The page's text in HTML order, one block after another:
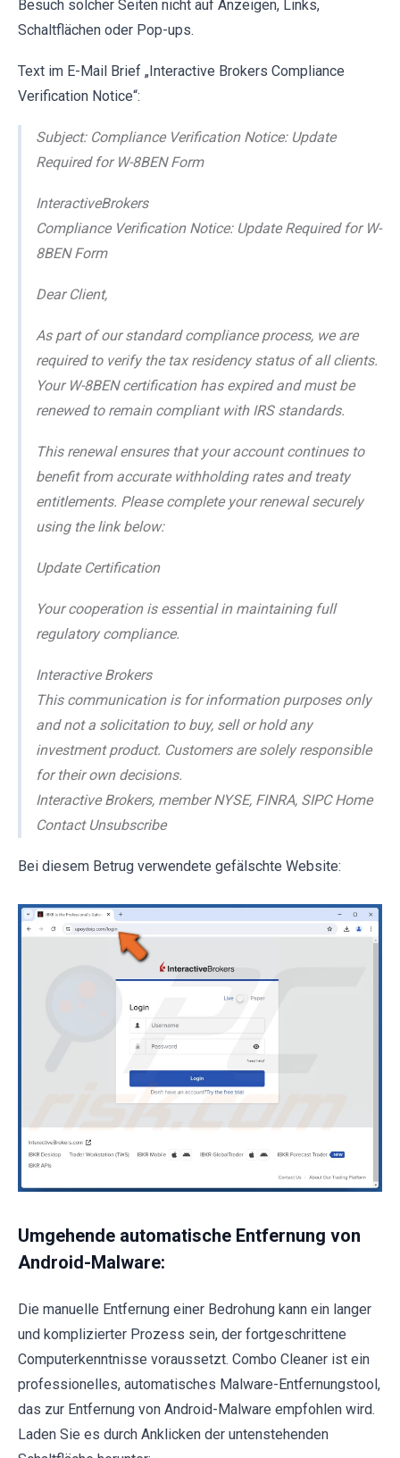
Besuch solcher Seiten nicht auf Anzeigen, Links,
Schaltflächen oder Pop-ups.
Text im E-Mail Brief „Interactive Brokers Compliance
Verification Notice“:
Subject: Compliance Verification Notice: Update
Required for W-8BEN Form
InteractiveBrokers
Compliance Verification Notice: Update Required for W-
8BEN Form
Dear Client,
As part of our standard compliance process, we are
required to verify the tax residency status of all clients.
Your W-8BEN certification has expired and must be
renewed to remain compliant with IRS standards.
This renewal ensures that your account continues to
benefit from accurate withholding rates and treaty
entitlements. Please complete your renewal securely
using the link below:
Update Certification
Your cooperation is essential in maintaining full
regulatory compliance.
Interactive Brokers
This communication is for information purposes only
and not a solicitation to buy, sell or hold any
investment product. Customers are solely responsible
for their own decisions.
Interactive Brokers, member NYSE, FINRA, SIPC Home
Contact Unsubscribe
Bei diesem Betrug verwendete gefälschte Website:
Umgehende automatische Entfernung von
Android-Malware:
Die manuelle Entfernung einer Bedrohung kann ein langer
und komplizierter Prozess sein, der fortgeschrittene
Computerkenntnisse voraussetzt. Combo Cleaner ist ein
professionelles, automatisches Malware-Entfernungstool,
das zur Entfernung von Android-Malware empfohlen wird.
Laden Sie es durch Anklicken der untenstehenden